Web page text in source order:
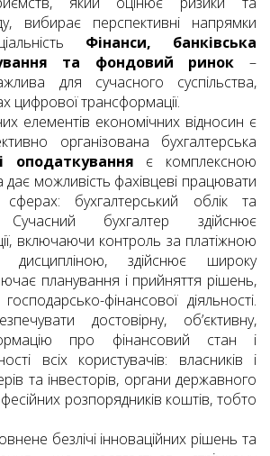
вибирає перспективні напрямки
Фінанси, банківська
та фондовий ринок –
для сучасного суспільства,
цифрової трансформації.
елементів економічних відносин є
організована бухгалтерська
оподаткування є комплексною
дає можливість фахівцеві працювати
бухгалтерський облік та
Сучасний бухгалтер здійснює
включаючи контроль за платіжною
здійснює широку
планування і прийняття рішень,
фінансової діяльності.
достовірну, об’єктивну,
про фінансовий стан і
всіх користувачів: власників і
та інвесторів, органи державного
розпорядників коштів, тобто
безлічі інноваційних рішень та